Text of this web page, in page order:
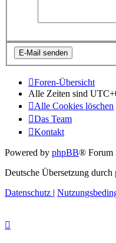
Foren-Übersicht
Alle Zeiten sind
Alle Cookies löschen
Das Team
Kontakt
Powered by phpBB® Forum
Deutsche Übersetzung durch
Datenschutz |